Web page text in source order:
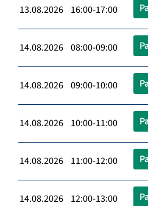
13.08.2026 16:00-17:00
14.08.2026 08:00-09:00
14.08.2026 09:00-10:00
14.08.2026 10:00-11:00
14.08.2026 11:00-12:00
14.08.2026 12:00-13:00